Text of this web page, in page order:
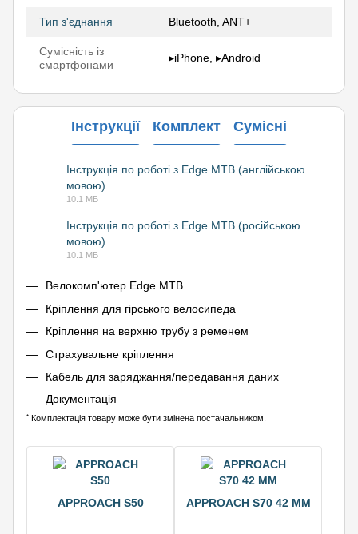
Тип з'єднання Bluetooth, ANT+
Сумісність із
смартфонами
▸iPhone, ▸Android
Інструкції Комплект Сумісні
Інструкція по роботі з Edge MTB (англійською
мовою)
10.1 МБ
Інструкція по роботі з Edge MTB (російською
мовою)
10.1 МБ
Велокомп'ютер Edge MTB
Кріплення для гірського велосипеда
Кріплення на верхню трубу з ременем
Страхувальне кріплення
Кабель для заряджання/передавання даних
Документація
* Комплектація товару може бути змінена постачальником.
APPROACH S50 APPROACH S70 42 ММ